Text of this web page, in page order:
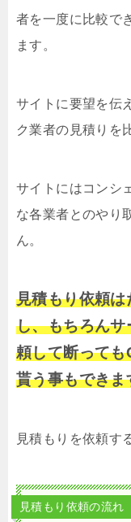
者を一度に比較で
ます。
サイトに要望を伝
ク業者の見積りを
サイトにはコンシ
な各業者とのやり
ん。
見積もり依頼
し、もちろん
頼して断って
貰う事もできま
見積もりを依頼す
見積もり依頼の流れ